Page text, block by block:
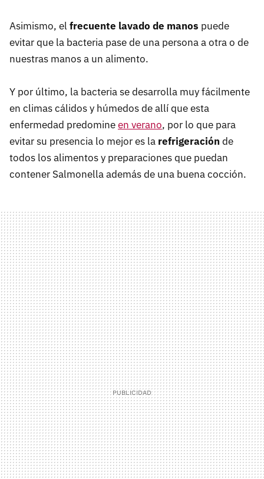
Asimismo, el frecuente lavado de manos puede
evitar que la bacteria pase de una persona a otra o de
nuestras manos a un alimento.
Y por último, la bacteria se desarrolla muy fácilmente
en climas cálidos y húmedos de allí que esta
enfermedad predomineen verano, por lo que para
evitar su presencia lo mejor es la refrigeración de
todos los alimentos y preparaciones que puedan
contener Salmonella además de una buena cocción.